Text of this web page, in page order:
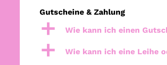
Gutscheine & Zahlung
a Wie kann ich einen
a Wie kann ich eine Leihe